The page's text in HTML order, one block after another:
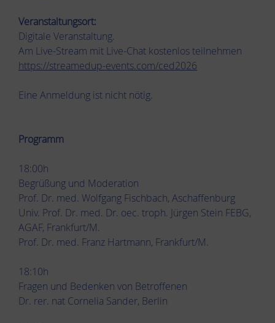
Veranstaltungsort:
Digitale Veranstaltung.
Am Live-Stream mit Live-Chat kostenlos teilnehmen
https://streamedup-events.com/ced2026
Eine Anmeldung ist nicht nötig.
Programm
18:00h
Begrüßung und Moderation
Prof. Dr. med. Wolfgang Fischbach, Aschaffenburg
Univ. Prof. Dr. med. Dr. oec. troph. Jürgen Stein FEBG,
AGAF, Frankfurt/M.
Prof. Dr. med. Franz Hartmann, Frankfurt/M.
18:10h
Fragen und Bedenken von Betroffenen
Dr. rer. nat Cornelia Sander, Berlin